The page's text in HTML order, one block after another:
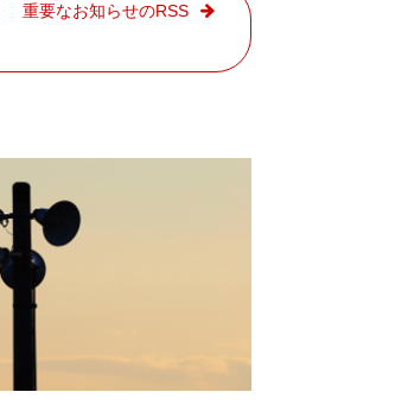
重要なお知らせのRSS